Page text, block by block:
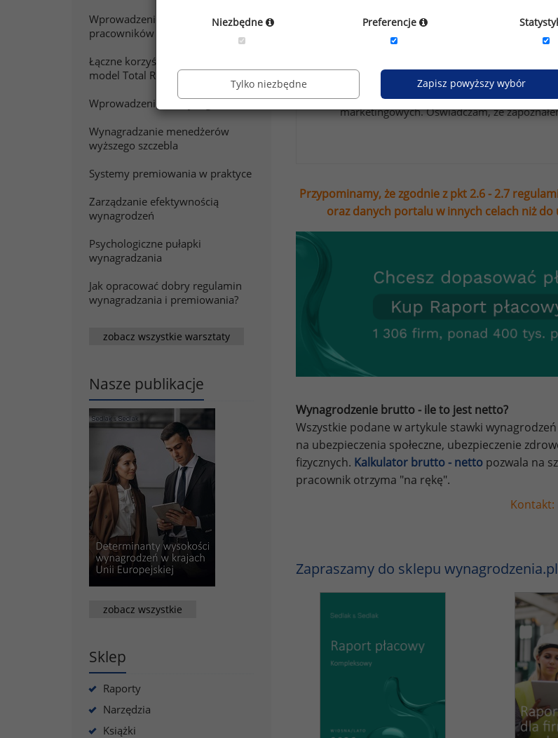
Wprowadzenie do wynagradzania
pracowników sprzedaży
Łączne korzyści z pracy. Polski
model Total Rewards
Wprowadzenie do wynagradzania
Wynagradzanie menedżerów
wyższego szczebla
Systemy premiowania w praktyce
Zarządzanie efektywnością
wynagrodzeń
Psychologiczne pułapki
wynagradzania
Jak opracować dobry regulamin
wynagradzania i premiowania?
zobacz wszystkie warsztaty
Nasze publikacje
zobacz wszystkie
Sklep
Raporty
Narzędzia
Książki
Wyrażam zgodę na przetwarzanie moich
Sedlak sp. z o.o. sp. k. w celu otrzymywania
Wyrażam zgodę na przesyłanie na podany
marketingowych. Oświadczam, że
Przypominamy, że zgodnie z pkt 2.6 - 2.7
oraz danych portalu w innych celach niż
Wynagrodzenie brutto - ile to jest netto?
Wszystkie podane w artykule stawki
na ubezpieczenia społeczne, ubezpieczenie
fizycznych. Kalkulator brutto - netto pozwala na
pracownik otrzyma "na rękę".
Kontakt:
Zapraszamy do sklepu wynagrodzenia.pl
Niezbędne Preferencje
Tylko niezbędne Zapisz powyższy wybór